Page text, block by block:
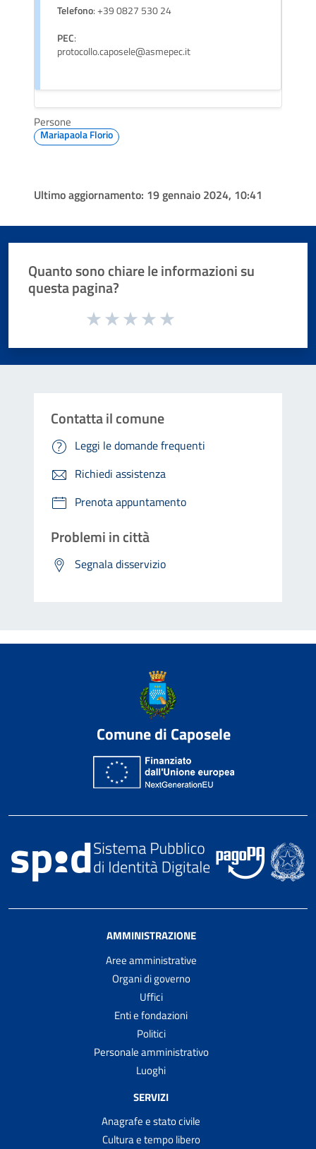
Telefono: +39 0827 530 24
PEC:
protocollo.caposele@asmepec.it
Persone
Mariapaola Florio
Ultimo aggiornamento: 19 gennaio 2024, 10:41
Quanto sono chiare le informazioni su
questa pagina?
Valuta da 1 a 5 stelle la pagina
Contatta il comune
Leggi le domande frequenti
Richiedi assistenza
Prenota appuntamento
Problemi in città
Segnala disservizio
Comune di Caposele
AMMINISTRAZIONE
Aree amministrative
Organi di governo
Uffici
Enti e fondazioni
Politici
Personale amministrativo
Luoghi
SERVIZI
Anagrafe e stato civile
Cultura e tempo libero